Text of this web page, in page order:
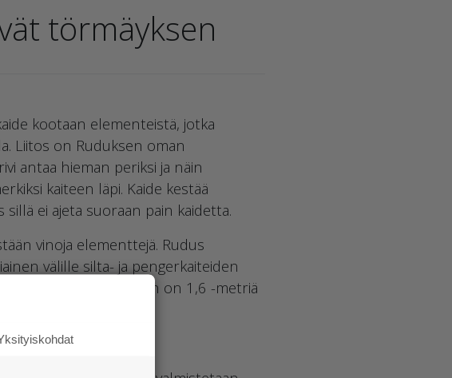
törmäyksen
kootaan elementeistä, jotka
Liitos on Ruduksen oman
antaa hieman periksi ja näin
kaiteen läpi. Kaide kestää
ei ajeta suoraan pain kaidetta.
vinoja elementtejä. Rudus
välille silta- ja pengerkaiteiden
eri kokoa, eniten on 1,6 -metriä